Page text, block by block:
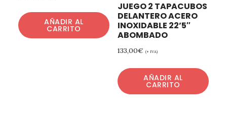
AÑADIR AL
CARRITO
JUEGO 2 TAPACUBOS
DELANTERO ACERO
INOXIDABLE 22’5″
ABOMBADO
133,00€ (+ IVA)
AÑADIR AL
CARRITO